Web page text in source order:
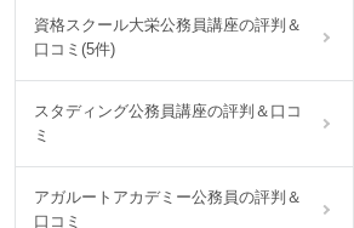
資格スクール大栄公務員講座の評判＆
口コミ(5件)
スタディング公務員講座の評判＆口コ
ミ
アガルートアカデミー公務員の評判＆
口コミ